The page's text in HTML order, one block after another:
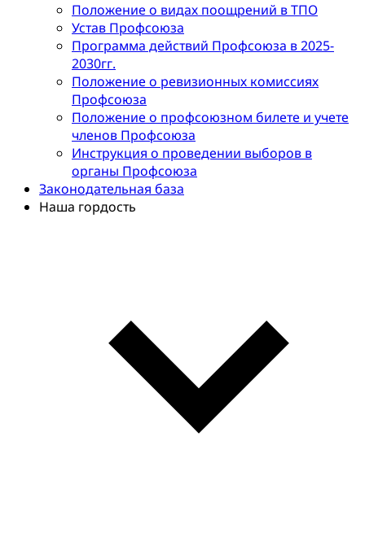
Положение о видах поощрений в ТПО
Устав Профсоюза
Программа действий Профсоюза в 2025-
2030гг.
Положение о ревизионных комиссиях
Профсоюза
Положение о профсоюзном билете и учете
членов Профсоюза
Инструкция о проведении выборов в
органы Профсоюза
Законодательная база
Наша гордость